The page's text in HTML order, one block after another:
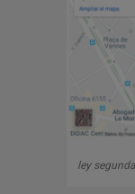
ley